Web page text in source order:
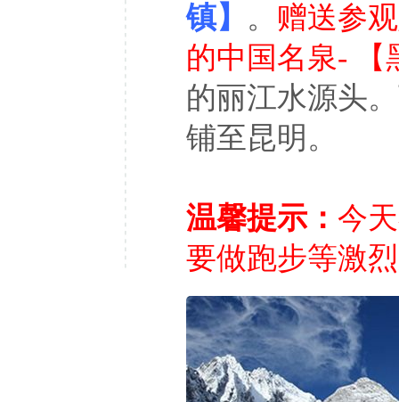
镇】 。 赠送参
的中国名泉-
的丽江水源头
铺至昆明。
温馨提示： 今
要做跑步等激